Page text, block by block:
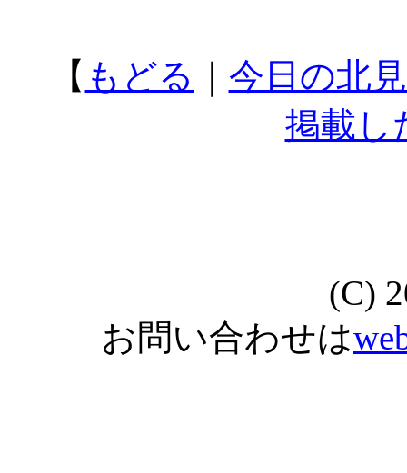
【 もどる
今日の北
掲載し
(C)
お問い合わせは